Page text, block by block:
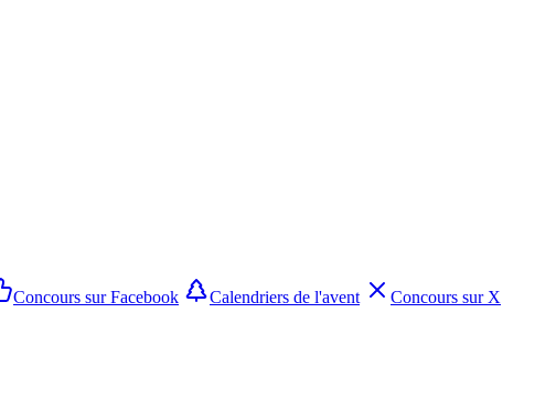
Concours sur Facebook Calendriers de l'avent
Concours sur X